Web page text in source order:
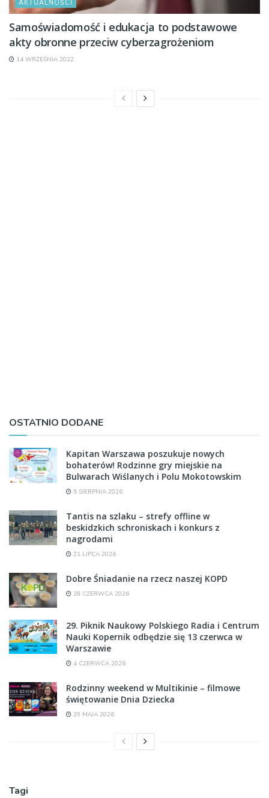
AKTUALNOŚCI
Samoświadomość i edukacja to podstawowe
akty obronne przeciw cyberzagrożeniom
14 WRZEŚNIA 2022
OSTATNIO DODANE
Kapitan Warszawa poszukuje nowych
bohaterów! Rodzinne gry miejskie na
Bulwarach Wiślanych i Polu Mokotowskim
5 SIERPNIA 2026
Tantis na szlaku – strefy offline w
beskidzkich schroniskach i konkurs z
nagrodami
21 LIPCA 2026
Dobre Śniadanie na rzecz naszej KOPD
28 CZERWCA 2026
29. Piknik Naukowy Polskiego Radia i Centrum
Nauki Kopernik odbędzie się 13 czerwca w
Warszawie
4 CZERWCA 2026
Rodzinny weekend w Multikinie – filmowe
świętowanie Dnia Dziecka
29 MAJA 2026
Tagi